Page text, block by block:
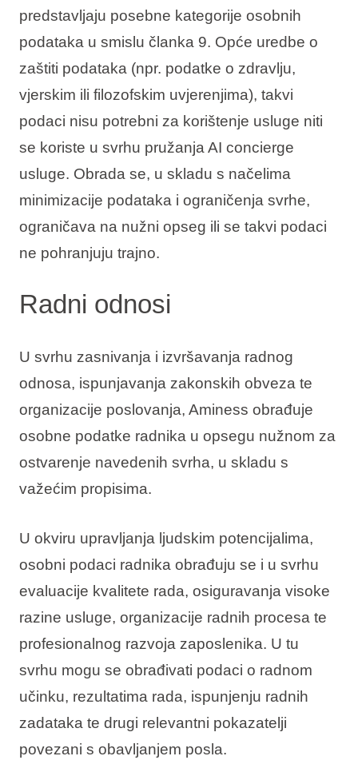
predstavljaju posebne kategorije osobnih
podataka u smislu članka 9. Opće uredbe o
zaštiti podataka (npr. podatke o zdravlju,
vjerskim ili filozofskim uvjerenjima), takvi
podaci nisu potrebni za korištenje usluge niti
se koriste u svrhu pružanja AI concierge
usluge. Obrada se, u skladu s načelima
minimizacije podataka i ograničenja svrhe,
ograničava na nužni opseg ili se takvi podaci
ne pohranjuju trajno.
Radni odnosi
U svrhu zasnivanja i izvršavanja radnog
odnosa, ispunjavanja zakonskih obveza te
organizacije poslovanja, Aminess obrađuje
osobne podatke radnika u opsegu nužnom za
ostvarenje navedenih svrha, u skladu s
važećim propisima.
U okviru upravljanja ljudskim potencijalima,
osobni podaci radnika obrađuju se i u svrhu
evaluacije kvalitete rada, osiguravanja visoke
razine usluge, organizacije radnih procesa te
profesionalnog razvoja zaposlenika. U tu
svrhu mogu se obrađivati podaci o radnom
učinku, rezultatima rada, ispunjenju radnih
zadataka te drugi relevantni pokazatelji
povezani s obavljanjem posla.